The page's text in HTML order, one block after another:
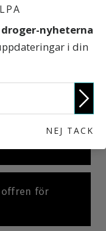
offren för
nyheterna
i din
NEJ TACK